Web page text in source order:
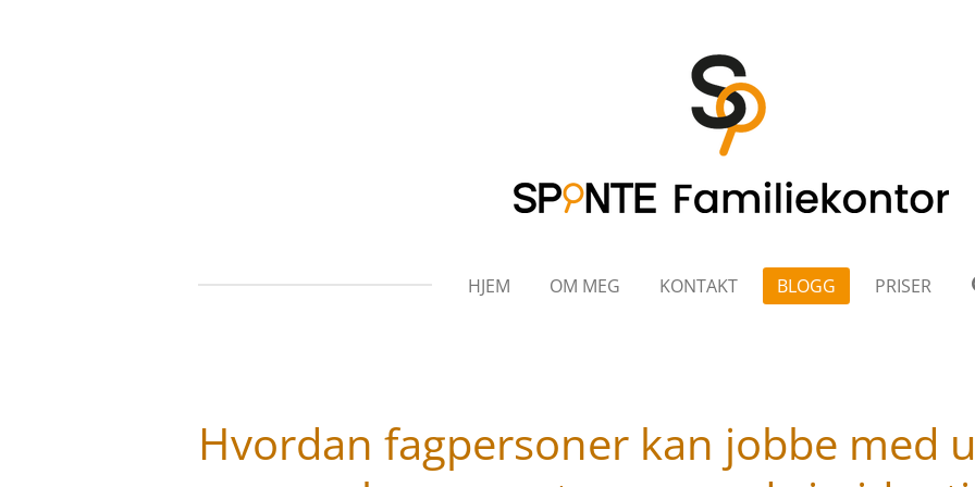
HJEM OM MEG KONTAKT BLOGG PRISER
Hvordan fagpersoner kan jobbe med